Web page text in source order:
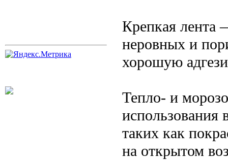
Крепкая лента
неровных и
хорошую
Тепло- и
использования
таких как
на открытом